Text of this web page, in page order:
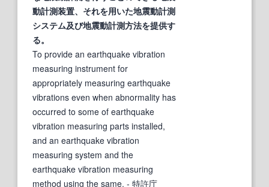
動計測装置、それを用いた地震動計測
システム及び地震動計測方法を提供す
る。
To provide an earthquake vibration
measuring instrument for
appropriately measuring earthquake
vibrations even when abnormality has
occurred to some of earthquake
vibration measuring parts installed,
and an earthquake vibration
measuring system and the
earthquake vibration measuring
method using the same. - 特許庁